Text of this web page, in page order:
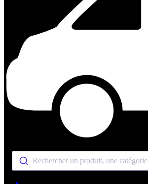
Rechercher un produit, une catégorie